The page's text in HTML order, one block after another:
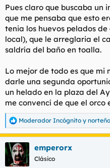
Pues claro que buscaba un
que me pensaba que esto
tenia los huevos pelados
local), que le arreglaria el
saldría del baño en toalla.
Lo mejor de todo es que mi
darle una segunda
un helado en la plaza del
me convencí de que el orco
R
e
a
c
c
i
Moderador Incógnito y norteño
emperorx
Clásico